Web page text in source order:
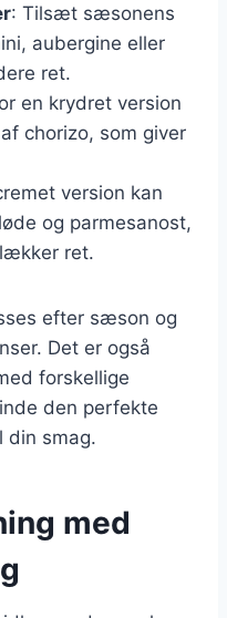
: Tilsæt sæsonens
aubergine eller
ret.
en krydret version
chorizo, som giver
version kan
og parmesanost,
ret.
efter sæson og
Det er også
forskellige
den perfekte
din smag.
med